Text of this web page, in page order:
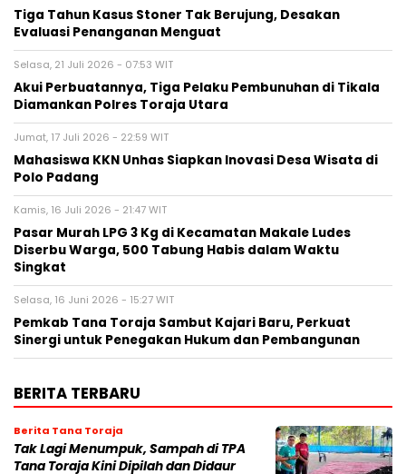
Tiga Tahun Kasus Stoner Tak Berujung, Desakan
Evaluasi Penanganan Menguat
Selasa, 21 Juli 2026 - 07:53 WIT
Akui Perbuatannya, Tiga Pelaku Pembunuhan di Tikala
Diamankan Polres Toraja Utara
Jumat, 17 Juli 2026 - 22:59 WIT
Mahasiswa KKN Unhas Siapkan Inovasi Desa Wisata di
Polo Padang
Kamis, 16 Juli 2026 - 21:47 WIT
Pasar Murah LPG 3 Kg di Kecamatan Makale Ludes
Diserbu Warga, 500 Tabung Habis dalam Waktu
Singkat
Selasa, 16 Juni 2026 - 15:27 WIT
Pemkab Tana Toraja Sambut Kajari Baru, Perkuat
Sinergi untuk Penegakan Hukum dan Pembangunan
BERITA TERBARU
Berita Tana Toraja
Tak Lagi Menumpuk, Sampah di TPA
Tana Toraja Kini Dipilah dan Didaur